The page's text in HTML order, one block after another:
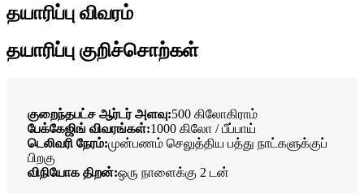
தயாரிப்பு விவரம்
தயாரிப்பு குறிச்சொற்கள்
குறைந்தபட்ச ஆர்டர் அளவு:500 கிலோகிராம்
பேக்கேஜிங் விவரங்கள்:1000 கிலோ / பீப்பாய்
டெலிவரி நேரம்:முன்பணம் செலுத்திய பத்து நாட்களுக்குப்
பிறகு
விநியோக திறன்:ஒரு நாளைக்கு 2 டன்